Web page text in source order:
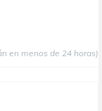
en menos de 24 horas)